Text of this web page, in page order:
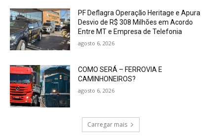
PF Deflagra Operação Heritage e Apura
Desvio de R$ 308 Milhões em Acordo
Entre MT e Empresa de Telefonia
agosto 6, 2026
COMO SERÁ – FERROVIA E
CAMINHONEIROS?
agosto 6, 2026
Carregar mais